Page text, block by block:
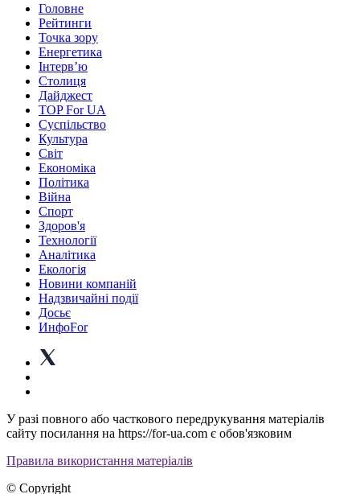
Головне
Рейтинги
Точка зору
Енергетика
Інтерв’ю
Столиця
Дайджест
TOP For UA
Суспiльство
Культура
Світ
Економіка
Політика
Війна
Спорт
Здоров'я
Технології
Аналітика
Екологія
Новини компаній
Надзвичайні події
Досьє
ИнфоFor
У разі повного або часткового передрукування матеріалів
сайту посилання на https://for-ua.com є обов'язковим
Правила використання матеріалів
© Copyright